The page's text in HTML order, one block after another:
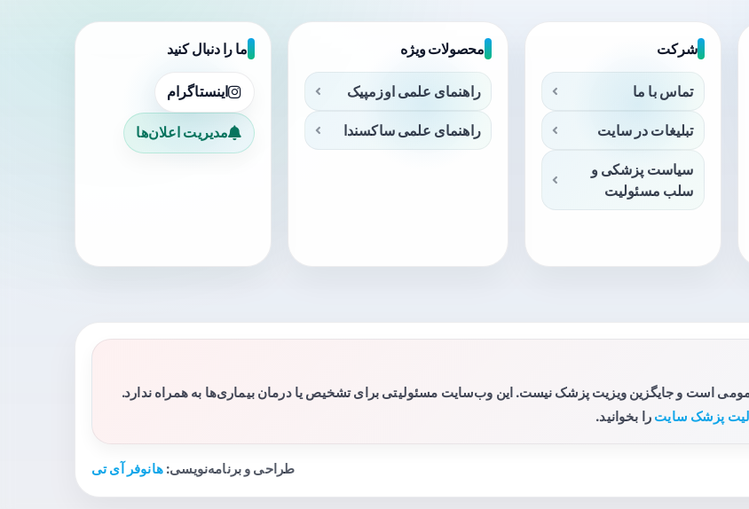
شرکت
تماس با ما
تبلیغات در سایت
سیاست پزشکی و
سلب مسئولیت
محصولات ویژه
راهنمای علمی اوزمپیک
راهنمای علمی ساکسندا
ما را دنبال کنید
اینستاگرام
مدیریت اعلان‌ها
است و جایگزین ویزیت پزشک نیست. این وب‌سایت مسئولیتی برای تشخیص یا درمان بیماری‌ها به همراه ندارد.
پزشک سایت را بخوانید.
طراحی و برنامه‌نویسی:هانوفر آی تی